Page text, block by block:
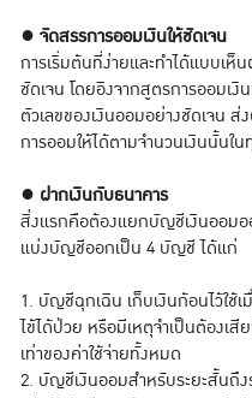
● จัดสรรการออมเงินให้ชัดเจน
การเริ่มต้นที่ง่ายและทำได้แบบเห็
ชัดเจน โดยอิงจากสูตรการออมเงิ
ตัวเลขของเงินออมอย่างชัดเจน
การออมให้ได้ตามจำนวนเงินนั้นใ
● ฝากเงินกับธนาคาร
สิ่งแรกคือต้องแยกบัญชีเงินออมอ
แบ่งบัญชีออกเป็น 4 บัญชี ได้แก่
1. บัญชีฉุกเฉิน เก็บเงินก้อนไว้ใช้
ไข้ได้ป่วย หรือมีเหตุจำเป็นต้องเสี
เท่าของค่าใช้จ่ายทั้งหมด
2. บัญชีเงินออมสำหรับระยะสั้นถึง